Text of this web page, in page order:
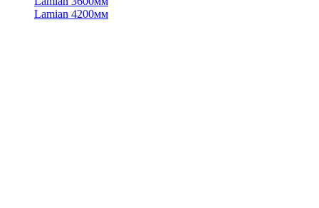
Lamian 4200мм